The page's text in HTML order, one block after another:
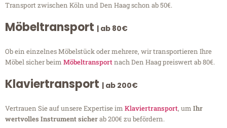
Transport zwischen Köln und Den Haag schon ab 50€.
Möbeltransport | ab 80€
Ob ein einzelnes Möbelstück oder mehrere, wir transportieren Ihre
Möbel sicher beim Möbeltransportnach Den Haag preiswert ab 80€.
Klaviertransport | ab 200€
Vertrauen Sie auf unsere Expertise im Klaviertransport, um Ihr
wertvolles Instrument sicherab 200€ zu befördern.